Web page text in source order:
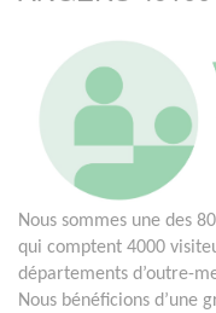
Nous sommes une des
qui comptent 4000
départements d’outre-
Nous bénéficions d’une